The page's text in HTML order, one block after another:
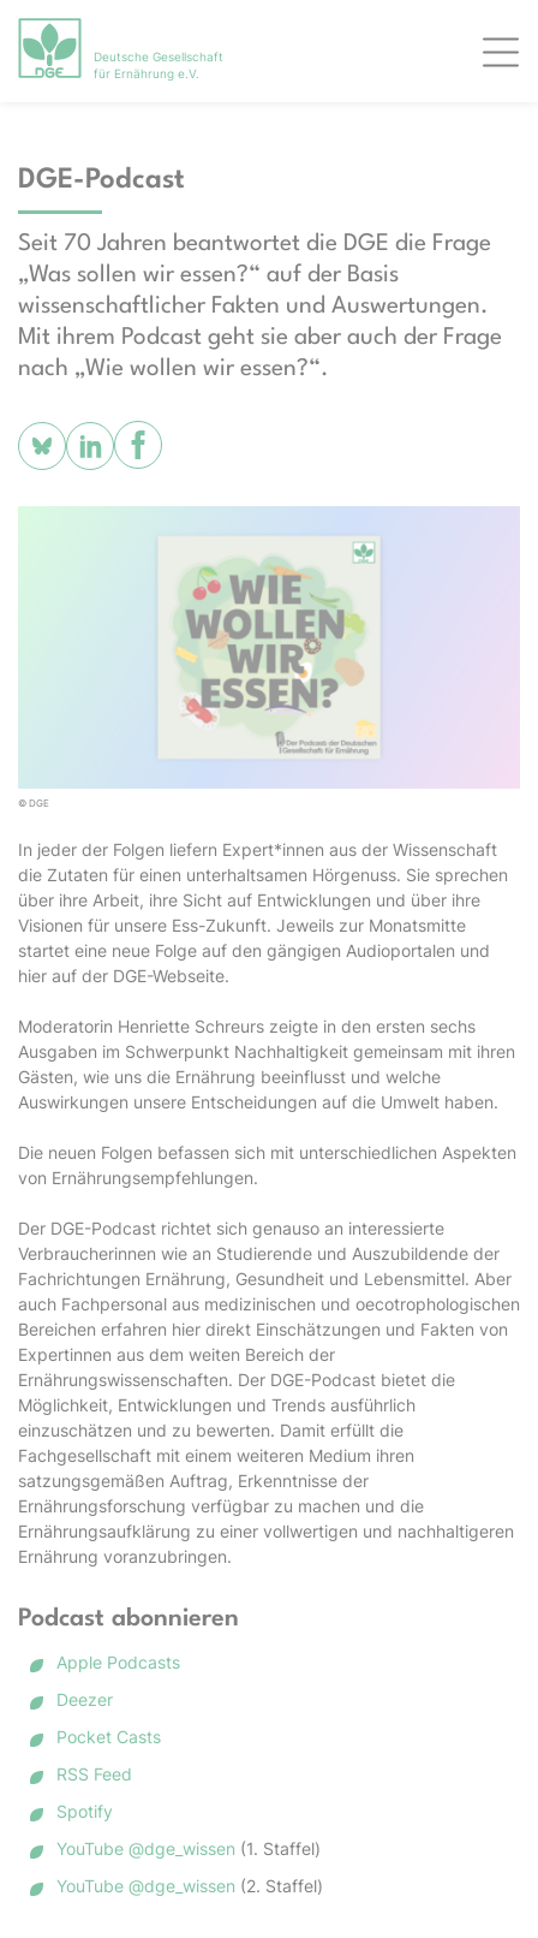
Deutsche Gesellschaft
für Ernährung e.V.
DGE-Podcast
Seit 70 Jahren beantwortet die DGE die Frage
„Was sollen wir essen?“ auf der Basis
wissenschaftlicher Fakten und Auswertungen.
Mit ihrem Podcast geht sie aber auch der Frage
nach „Wie wollen wir essen?“.
© DGE
In jeder der Folgen liefern Expert*innen aus der Wissenschaft
die Zutaten für einen unterhaltsamen Hörgenuss. Sie sprechen
über ihre Arbeit, ihre Sicht auf Entwicklungen und über ihre
Visionen für unsere Ess-Zukunft. Jeweils zur Monatsmitte
startet eine neue Folge auf den gängigen Audioportalen und
hier auf der DGE-Webseite.
Moderatorin Henriette Schreurs zeigte in den ersten sechs
Ausgaben im Schwerpunkt Nachhaltigkeit gemeinsam mit ihren
Gästen, wie uns die Ernährung beeinflusst und welche
Auswirkungen unsere Entscheidungen auf die Umwelt haben.
Die neuen Folgen befassen sich mit unterschiedlichen Aspekten
von Ernährungsempfehlungen.
Der DGE-Podcast richtet sich genauso an interessierte
Verbraucherinnen wie an Studierende und Auszubildende der
Fachrichtungen Ernährung, Gesundheit und Lebensmittel. Aber
auch Fachpersonal aus medizinischen und oecotrophologischen
Bereichen erfahren hier direkt Einschätzungen und Fakten von
Expertinnen aus dem weiten Bereich der
Ernährungswissenschaften. Der DGE-Podcast bietet die
Möglichkeit, Entwicklungen und Trends ausführlich
einzuschätzen und zu bewerten. Damit erfüllt die
Fachgesellschaft mit einem weiteren Medium ihren
satzungsgemäßen Auftrag, Erkenntnisse der
Ernährungsforschung verfügbar zu machen und die
Ernährungsaufklärung zu einer vollwertigen und nachhaltigeren
Ernährung voranzubringen.
Podcast abonnieren
Apple Podcasts
Deezer
Pocket Casts
RSS Feed
Spotify
YouTube @dge_wissen (1. Staffel)
YouTube @dge_wissen (2. Staffel)